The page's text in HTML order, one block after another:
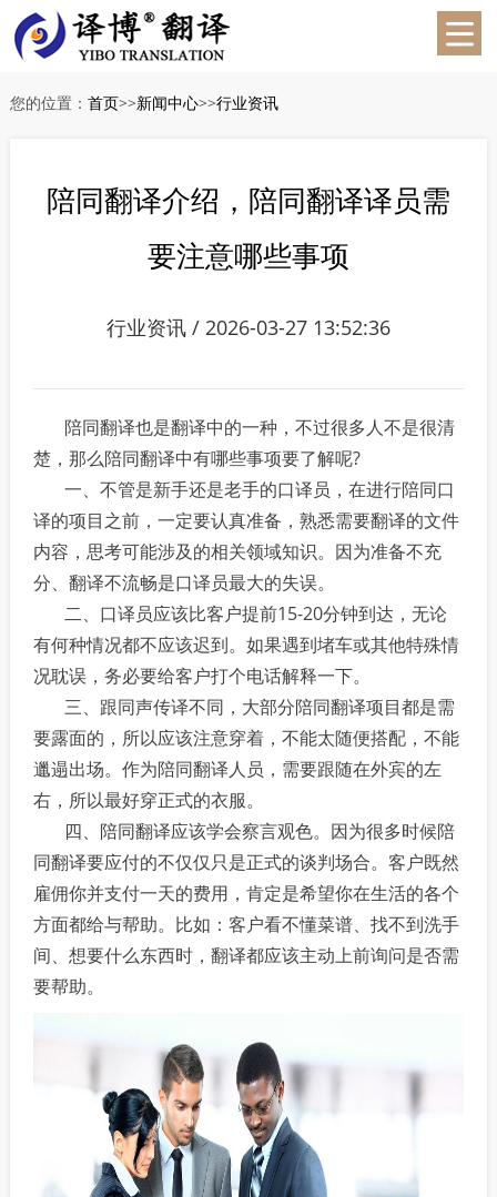
您的位置： 首页>>新闻中心>>行业资讯
陪同翻译介绍，陪同翻译译员需
要注意哪些事项
行业资讯 / 2026-03-27 13:52:36
陪同翻译也是翻译中的一种，不过很多人不是很清
楚，那么陪同翻译中有哪些事项要了解呢?
一、不管是新手还是老手的口译员，在进行陪同口
译的项目之前，一定要认真准备，熟悉需要翻译的文件
内容，思考可能涉及的相关领域知识。因为准备不充
分、翻译不流畅是口译员最大的失误。
二、口译员应该比客户提前15-20分钟到达，无论
有何种情况都不应该迟到。如果遇到堵车或其他特殊情
况耽误，务必要给客户打个电话解释一下。
三、跟同声传译不同，大部分陪同翻译项目都是需
要露面的，所以应该注意穿着，不能太随便搭配，不能
邋遢出场。作为陪同翻译人员，需要跟随在外宾的左
右，所以最好穿正式的衣服。
四、陪同翻译应该学会察言观色。因为很多时候陪
同翻译要应付的不仅仅只是正式的谈判场合。客户既然
雇佣你并支付一天的费用，肯定是希望你在生活的各个
方面都给与帮助。比如：客户看不懂菜谱、找不到洗手
间、想要什么东西时，翻译都应该主动上前询问是否需
要帮助。